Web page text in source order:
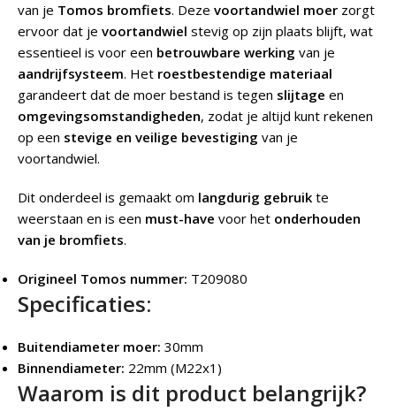
van je Tomos bromfiets. Deze voortandwiel moer zorgt
ervoor dat je voortandwiel stevig op zijn plaats blijft, wat
essentieel is voor een betrouwbare werking van je
aandrijfsysteem. Het roestbestendige materiaal
garandeert dat de moer bestand is tegen slijtage en
omgevingsomstandigheden, zodat je altijd kunt rekenen
op een stevige en veilige bevestiging van je
voortandwiel.
Dit onderdeel is gemaakt om langdurig gebruik te
weerstaan en is een must-have voor het onderhouden
van je bromfiets.
Origineel Tomos nummer: T209080
Specificaties:
Buitendiameter moer: 30mm
Binnendiameter: 22mm (M22x1)
Waarom is dit product belangrijk?